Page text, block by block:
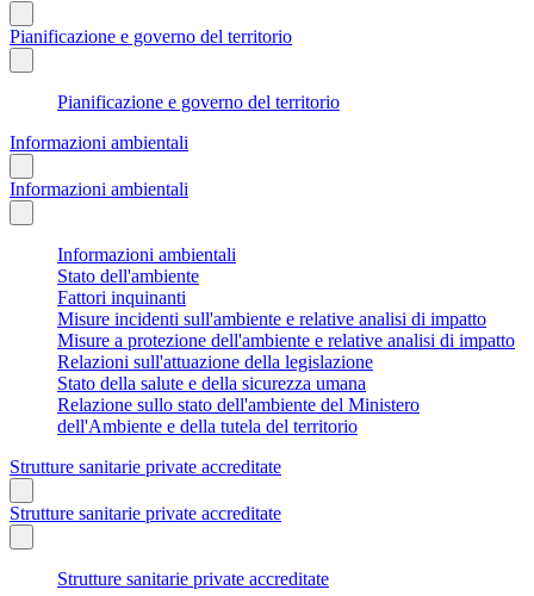
Pianificazione e governo del territorio
Pianificazione e governo del territorio
Informazioni ambientali
Informazioni ambientali
Informazioni ambientali
Stato dell'ambiente
Fattori inquinanti
Misure incidenti sull'ambiente e relative analisi di impatto
Misure a protezione dell'ambiente e relative analisi di impatto
Relazioni sull'attuazione della legislazione
Stato della salute e della sicurezza umana
Relazione sullo stato dell'ambiente del Ministero
dell'Ambiente e della tutela del territorio
Strutture sanitarie private accreditate
Strutture sanitarie private accreditate
Strutture sanitarie private accreditate